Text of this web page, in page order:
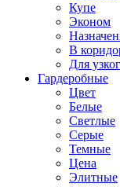
Купе
Эконом
В
Для
Гардеробные
Цвет
Белые
Светлые
Серые
Темные
Цена
Элитные